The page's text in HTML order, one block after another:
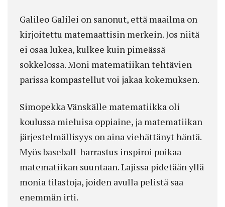
Galileo Galilei on sanonut, että maailma on
kirjoitettu matemaattisin merkein. Jos niitä
ei osaa lukea, kulkee kuin pimeässä
sokkelossa. Moni matematiikan tehtävien
parissa kompastellut voi jakaa kokemuksen.
Simopekka Vänskälle matematiikka oli
koulussa mieluisa oppiaine, ja matematiikan
järjestelmällisyys on aina viehättänyt häntä.
Myös baseball-harrastus inspiroi poikaa
matematiikan suuntaan. Lajissa pidetään yllä
monia tilastoja, joiden avulla pelistä saa
enemmän irti.